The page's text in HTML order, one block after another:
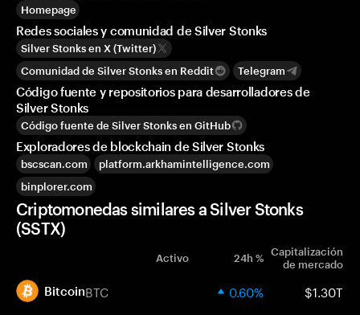
Homepage
Redes sociales y comunidad de Silver Stonks
Silver Stonks en X (Twitter)
Comunidad de Silver Stonks en Reddit
Telegram
Código fuente y repositorios para desarrolladores de
Silver Stonks
Código fuente de Silver Stonks en GitHub
Exploradores de blockchain de Silver Stonks
bscscan.com
platform.arkhamintelligence.com
binplorer.com
Criptomonedas similares a Silver Stonks
(SSTX)
Activo 24h % Capitalización
de mercado
BitcoinBTC 0.60% $1.30T